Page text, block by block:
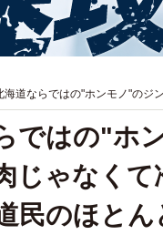
海道ならではの"ホンモノ"の
ではの"ホ
ゃなくて
民のほとん